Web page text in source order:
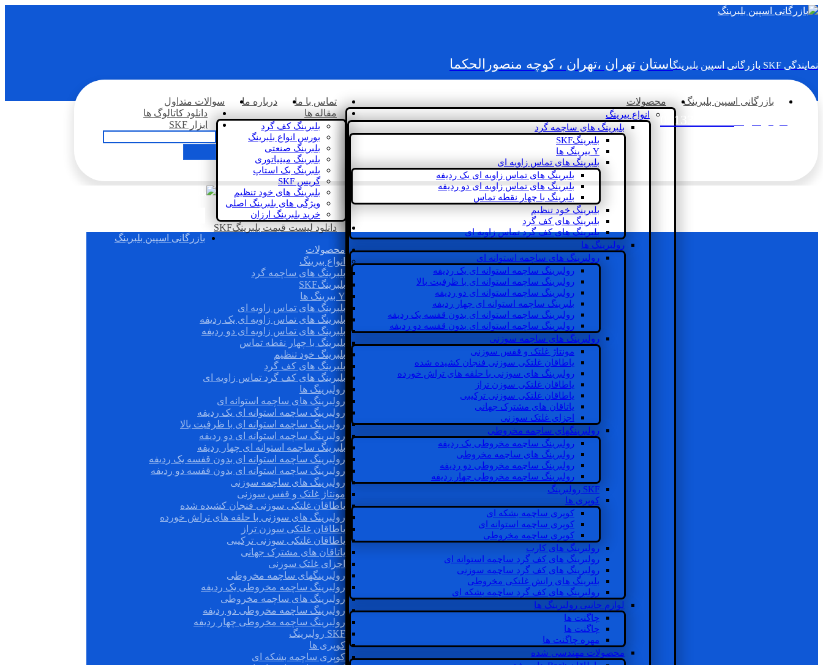
نمایندگی SKF بازرگانی اسپین بلبرینگ استان تهران ،تهران ، کوچه منصورالحکما
02133936833
بازرگانی اسپین بلبرینگ محصولات
انواع بیرینگ
بلبرینگ های ساچمه گرد
بلبرینگSKF
Y بیرینگ ها
بلبرینگ های تماس زاویه ای
بلبرینگ های تماس زاویه ای یک ردیفه
بلبرینگ های تماس زاویه ای دو ردیفه
بلبرینگ با چهار نقطه تماس
بلبرینگ خود تنظیم
بلبرینگ های کف گرد
بلبرینگ های کف گرد تماس زاویه ای
رولبرینگ ها
رولبرینگ های ساچمه استوانه ای
رولبرینگ ساچمه استوانه ای یک ردیفه
رولبرینگ ساچمه استوانه ای با ظرفیت بالا
رولبرینگ ساچمه استوانه ای دو ردیفه
بلبرینگ ساچمه استوانه ای چهار ردیفه
رولبرینگ ساچمه استوانه ای بدون قفسه یک ردیفه
رولبرینگ ساچمه استوانه ای بدون قفسه دو ردیفه
رولبرینگ های ساچمه سوزنی
مونتاژ غلتک و قفس سوزنی
یاطاقان غلتکی سوزنی فنجان کشیده شده
رولبرینگ های سوزنی با حلقه های تراش خورده
یاطاقان غلتکی سوزن تراز
یاطاقان غلتکی سوزنی ترکیبی
یاتاقان های مشترک جهانی
اجزای غلتک سوزنی
رولبرینگهای ساچمه مخروطی
رولبرینگ ساچمه مخروطی یک ردیفه
رولبرینگ های ساچمه مخروطی
رولبرینگ ساچمه مخروطی دو ردیفه
رولبرینگ ساچمه مخروطی چهار ردیفه
SKF رولبرینگ
کوپری ها
کوپری ساچمه بشکه ای
کوپری ساچمه استوانه ای
کوپری ساچمه مخروطی
رولبرینگ های کارب
رولبرینگ های کف گرد ساچمه استوانه ای
رولبرینگ های کف گرد ساچمه سوزنی
بلبرینگ های رانش غلتکی مخروطی
رولبرینگ های کف گرد ساچمه بشکه ای
لوازم جانبی رولبرینگ ها
چاگنت ها
چاگنت ها
مهره چاگنت ها
محصولات مهندسی شده
تماس با ما درباره ما
سوالات متداول
مقاله ها
بلبرینگ کف گرد
بورس انواع بلبرینگ
بلبرینگ صنعتی
بلبرینگ مینیاتوری
بلبرینگ بک استاپ
گریس SKF
بلبرینگ های خود تنظیم
ویژگی های بلبرینگ اصلی
خرید بلبرینگ ارزان
دانلود کاتالوگ ها
ابزار SKF
دانلود لیست قیمت بلبرینگSKF
بازرگانی اسپین بلبرینگ
محصولات
انواع بیرینگ
بلبرینگ های ساچمه گرد
بلبرینگSKF
Y بیرینگ ها
بلبرینگ های تماس زاویه ای
بلبرینگ های تماس زاویه ای یک ردیفه
بلبرینگ های تماس زاویه ای دو ردیفه
بلبرینگ با چهار نقطه تماس
بلبرینگ خود تنظیم
بلبرینگ های کف گرد
بلبرینگ های کف گرد تماس زاویه ای
رولبرینگ ها
رولبرینگ های ساچمه استوانه ای
رولبرینگ ساچمه استوانه ای یک ردیفه
رولبرینگ ساچمه استوانه ای با ظرفیت بالا
رولبرینگ ساچمه استوانه ای دو ردیفه
بلبرینگ ساچمه استوانه ای چهار ردیفه
رولبرینگ ساچمه استوانه ای بدون قفسه یک ردیفه
رولبرینگ ساچمه استوانه ای بدون قفسه دو ردیفه
رولبرینگ های ساچمه سوزنی
مونتاژ غلتک و قفس سوزنی
یاطاقان غلتکی سوزنی فنجان کشیده شده
رولبرینگ های سوزنی با حلقه های تراش خورده
یاطاقان غلتکی سوزن تراز
یاطاقان غلتکی سوزنی ترکیبی
یاتاقان های مشترک جهانی
اجزای غلتک سوزنی
رولبرینگهای ساچمه مخروطی
رولبرینگ ساچمه مخروطی یک ردیفه
رولبرینگ های ساچمه مخروطی
رولبرینگ ساچمه مخروطی دو ردیفه
رولبرینگ ساچمه مخروطی چهار ردیفه
SKF رولبرینگ
کوپری ها
کوپری ساچمه بشکه ای